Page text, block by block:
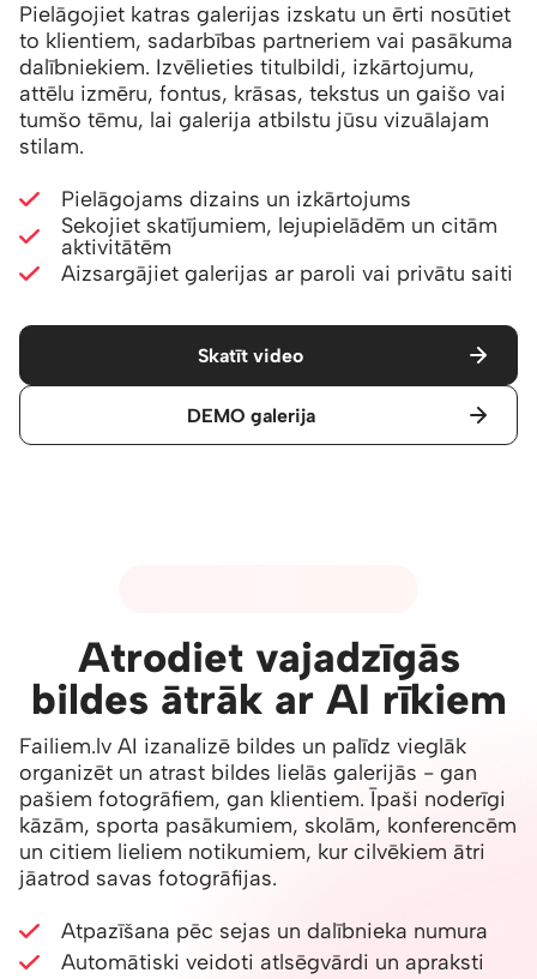
Pielāgojiet katras galerijas izskatu un ērti nosūtiet
to klientiem, sadarbības partneriem vai pasākuma
dalībniekiem. Izvēlieties titulbildi, izkārtojumu,
attēlu izmēru, fontus, krāsas, tekstus un gaišo vai
tumšo tēmu, lai galerija atbilstu jūsu vizuālajam
stilam.
Pielāgojams dizains un izkārtojums
Sekojiet skatījumiem, lejupielādēm un citām
aktivitātēm
Aizsargājiet galerijas ar paroli vai privātu saiti
Skatīt video
DEMO galerija
Atrodiet vajadzīgās
bildes ātrāk ar AI rīkiem
Failiem.lv AI izanalizē bildes un palīdz vieglāk
organizēt un atrast bildes lielās galerijās - gan
pašiem fotogrāfiem, gan klientiem. Īpaši noderīgi
kāzām, sporta pasākumiem, skolām, konferencēm
un citiem lieliem notikumiem, kur cilvēkiem ātri
jāatrod savas fotogrāfijas.
Atpazīšana pēc sejas un dalībnieka numura
Automātiski veidoti atlsēgvārdi un apraksti